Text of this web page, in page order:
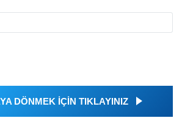
DÖNMEK İÇİN TIKLAYINIZ